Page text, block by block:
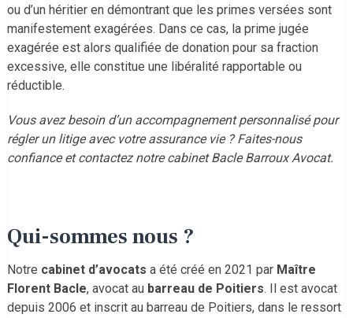
ou d’un héritier en démontrant que les primes versées sont
manifestement exagérées. Dans ce cas, la prime jugée
exagérée est alors qualifiée de donation pour sa fraction
excessive, elle constitue une libéralité rapportable ou
réductible.
Vous avez besoin d’un accompagnement personnalisé pour
régler un litige avec votre assurance vie ? Faites-nous
confiance et contactez notre cabinet Bacle Barroux Avocat.
Qui-sommes nous ?
Notre cabinet d’avocats a été créé en 2021 parMaître
Florent Bacle, avocat au barreau de Poitiers. Il est avocat
depuis 2006 et inscrit au barreau de Poitiers, dans le ressort